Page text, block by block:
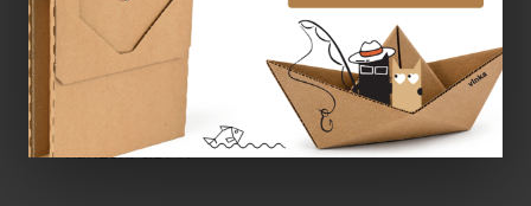
Souhlasím se zpracováním osobních údajů dle
nařízení GDPR